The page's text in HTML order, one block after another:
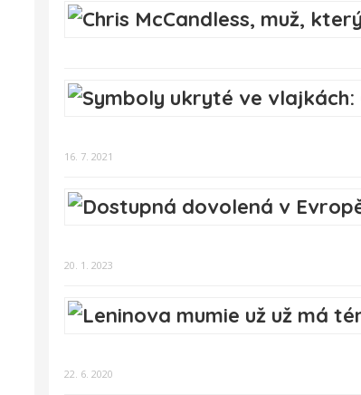
16. 7. 2021
20. 1. 2023
22. 6. 2020